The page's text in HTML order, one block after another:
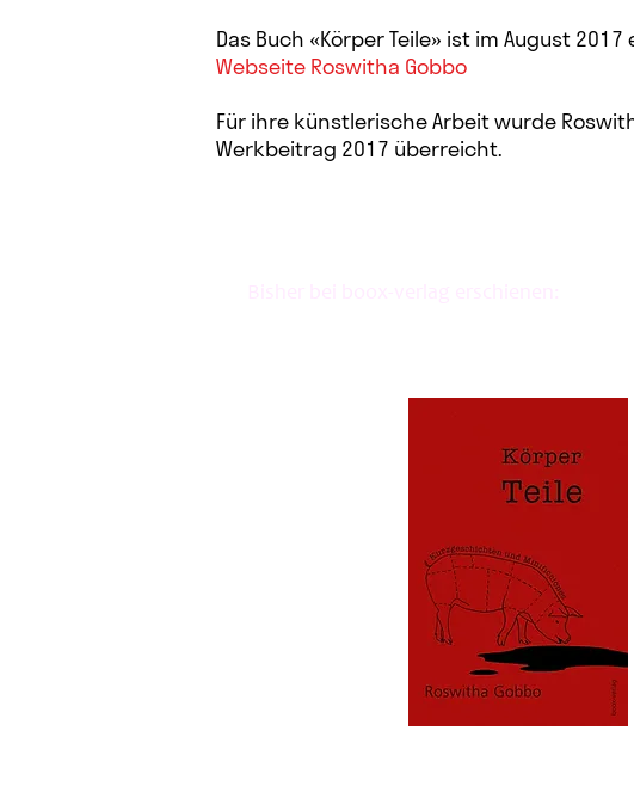
Das Buch «Körper Teile» ist im August
Webseite Roswitha Gobbo
Für ihre künstlerische Arbeit wurde
Werkbeitrag 2017 überreicht.